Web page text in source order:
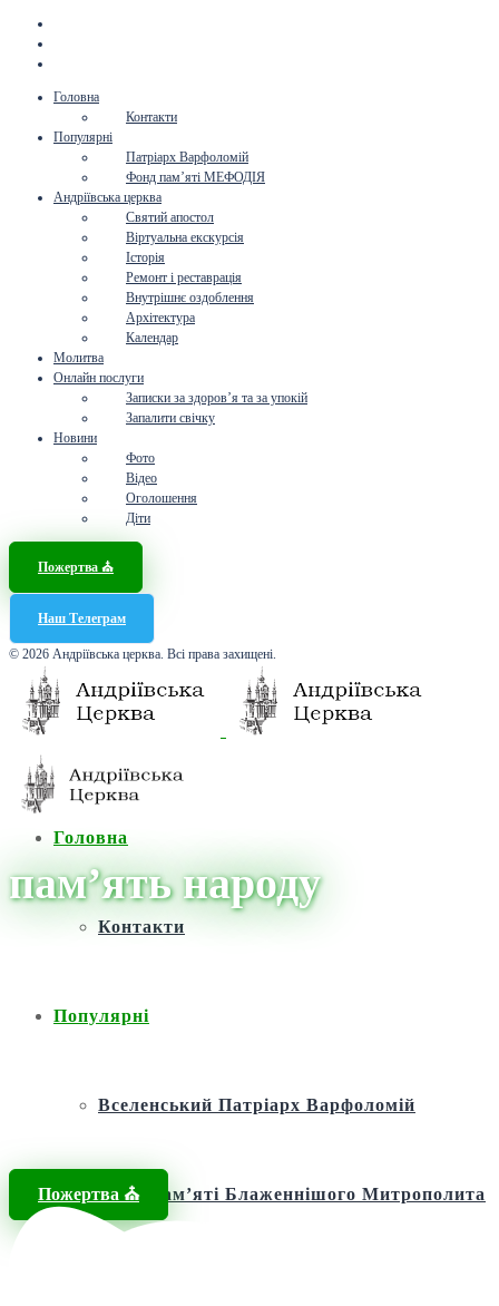
Головна
Контакти
Популярні
Патріарх Варфоломій
Фонд пам’яті МЕФОДІЯ
Андріївська церква
Святий апостол
Віртуальна екскурсія
Історія
Ремонт і реставрація
Внутрішнє оздоблення
Архітектура
Календар
Молитва
Онлайн послуги
Записки за здоров’я та за упокій
Запалити свічку
Новини
Фото
Відео
Оголошення
Діти
Пожертва ⛪️
Наш Телеграм
© 2026 Андріївська церква. Всі права захищені.
Головна
Контакти
Популярні
Вселенський Патріарх Варфоломій
Фонд пам’яті Блаженнішого Митрополита
Пожертва ⛪️
пам’ять народу